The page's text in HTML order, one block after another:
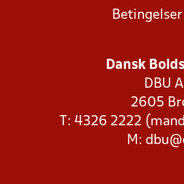
Dansk
DBU
2605
T: 4326 2222
M: